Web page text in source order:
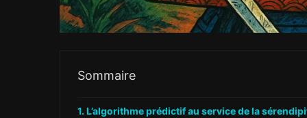
Sommaire
L’algorithme prédictif au service de la